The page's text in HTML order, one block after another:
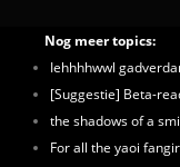
Nog meer topics:
Iehhhhwwl
[Suggestie] Beta-
the shadows of a
For all the yaoi